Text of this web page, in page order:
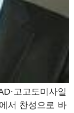
고고도미사일
서 찬성으로 바